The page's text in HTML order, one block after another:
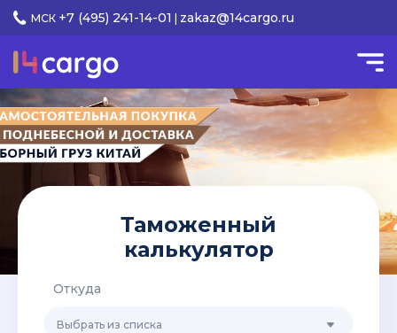
МСК +7 (495) 241-14-01 zakaz@14cargo.ru
Таможенный
калькулятор
Откуда
Выбрать из списка